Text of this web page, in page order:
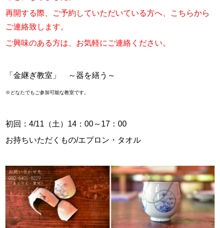
再開する際、ご予約していただいている方へ、こちらから
ご連絡致します。
ご興味のある方は、お気軽にご連絡ください。
「金継ぎ教室」 ～器を繕う～
※どなたでもご参加可能な教室です。
初回：4/11（土） 14：00～17：00
お持ちいただくもの/エプロン・タオル